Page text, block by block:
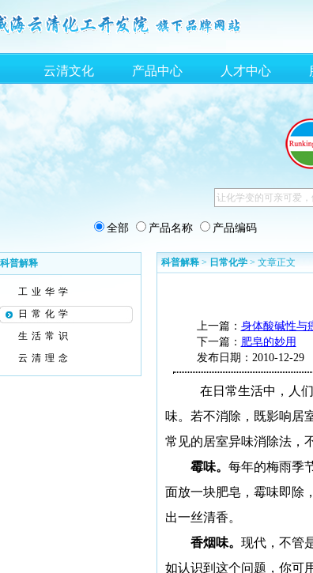
云清文化 产品中心 人才中心
全部 产品名称 产品编码
科普解释
工业华学
日常化学
生活常识
云清理念
科普解释> 日常化学> 文章正文
上一篇： 身体酸碱性与
下一篇： 肥皂的妙用
发布日期：2010-12-
在日常生活中，人
味。若不消除，既影响居
常见的居室异味消除法，
霉味。 每年的梅雨季
面放一块肥皂，霉味即除
出一丝清香。
香烟味。 现代，不管
如认识到这个问题，你可